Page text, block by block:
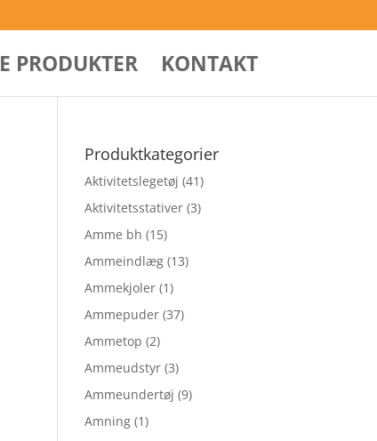
PRODUKTER KONTAKT
Produktkategorier
Aktivitetslegetøj (41)
Aktivitetsstativer (3)
Amme bh (15)
Ammeindlæg (13)
Ammekjoler (1)
Ammepuder (37)
Ammetop (2)
Ammeudstyr (3)
Ammeundertøj (9)
Amning (1)